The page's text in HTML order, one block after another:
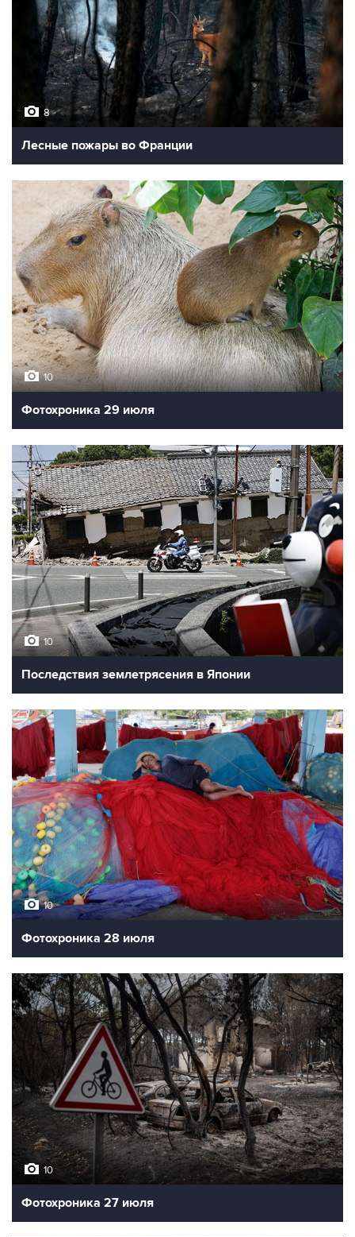
8
Лесные пожары во Франции
10
Фотохроника 29 июля
10
Последствия землетрясения в Японии
10
Фотохроника 28 июля
10
Фотохроника 27 июля